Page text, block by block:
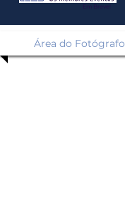
Em Breve!
Área do Fotógrafo